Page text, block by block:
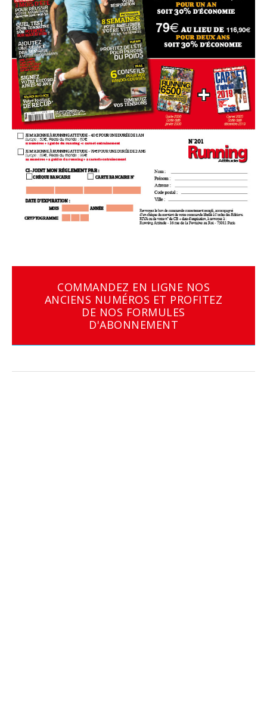
COMMANDEZ EN LIGNE NOS
ANCIENS NUMÉROS ET PROFITEZ
DE NOS FORMULES
D'ABONNEMENT